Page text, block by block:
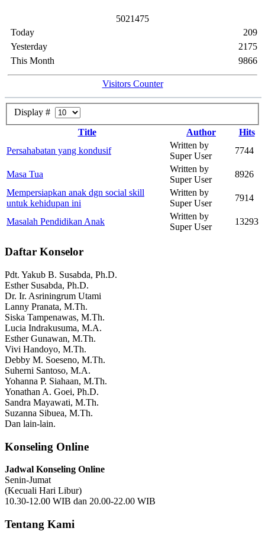
5021475
Today
Yesterday
This Month
209
2175
9866
Visitors Counter
Display #
Title
Author
Hits
Persahabatan yang kondusif
Written by
Super User
7744
Masa Tua
Written by
Super User
8926
Mempersiapkan anak dgn social skill
untuk kehidupan ini
Written by
Super User
7914
Masalah Pendidikan Anak
Written by
Super User
13293
Daftar Konselor
Pdt. Yakub B. Susabda, Ph.D.
Esther Susabda, Ph.D.
Dr. Ir. Asriningrum Utami
Lanny Pranata, M.Th.
Siska Tampenawas, M.Th.
Lucia Indrakusuma, M.A.
Esther Gunawan, M.Th.
Vivi Handoyo, M.Th.
Debby M. Soeseno, M.Th.
Suherni Santoso, M.A.
Yohanna P. Siahaan, M.Th.
Yonathan A. Goei, Ph.D.
Sandra Mayawati, M.Th.
Suzanna Sibuea, M.Th.
Dan lain-lain.
Konseling Online
Jadwal Konseling Online
Senin-Jumat
(Kecuali Hari Libur)
10.30-12.00 WIB dan 20.00-22.00 WIB
Tentang Kami